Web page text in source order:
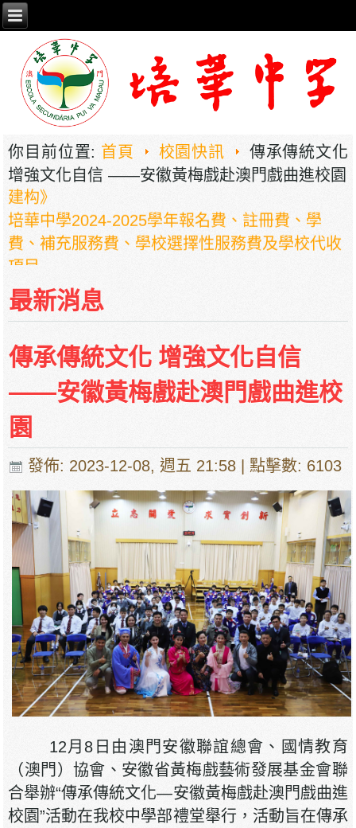
你目前位置: 首頁 校園快訊
傳承傳統文化
增強文化自信 ——安徽黃梅戲赴澳門戲曲進校園
2026年职业教育国家教学成果奖申报——《普职
相融，技教生香——澳门三融六通九评教育模式
建构》
培華中學2024-2025學年報名費、註冊費、學
費、補充服務費、學校選擇性服務費及學校代收
項目
培華中學收費項目一覽表
停課通知
最新消息
傳承傳統文化 增強文化自信
——安徽黃梅戲赴澳門戲曲進校
園
發佈: 2023-12-08, 週五 21:58 | 點擊數: 6103
12月8日由澳門安徽聯誼總會、國情教育
（澳門）協會、安徽省黃梅戲藝術發展基金會聯
合舉辦“傳承傳統文化—安徽黃梅戲赴澳門戲曲進
校園”活動在我校中學部禮堂舉行，活動旨在傳承